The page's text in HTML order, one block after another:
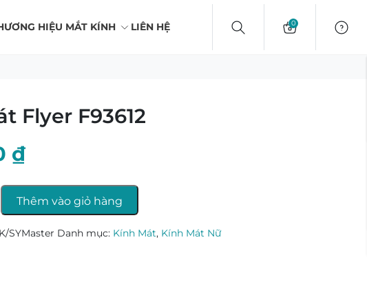
HIỆU MẮT KÍNH LIÊN HỆ 0
Flyer F93612
₫
Thêm vào giỏ hàng
SYMaster Danh mục: Kính Mát, Kính Mát Nữ